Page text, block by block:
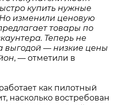
даже если
здесь они доступны